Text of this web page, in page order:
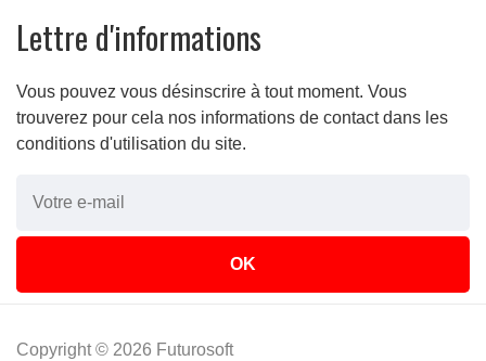
Lettre d'informations
Vous pouvez vous désinscrire à tout moment. Vous
trouverez pour cela nos informations de contact dans les
conditions d'utilisation du site.
Copyright © 2026 Futurosoft